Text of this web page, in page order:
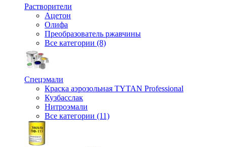
Растворители
Ацетон
Олифа
Преобразователь ржавчины
Все категории (8)
Спецэмали
Краска аэрозольная TYTAN Professional
Кузбасслак
Нитроэмали
Все категории (11)